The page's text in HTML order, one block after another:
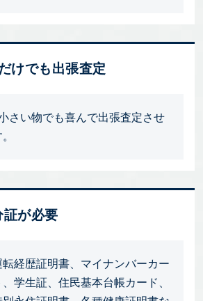
けでも出張査定
さい物でも喜んで出張査定させ
証が必要
経歴証明書、マイナンバーカー
学生証、住民基本台帳カード、